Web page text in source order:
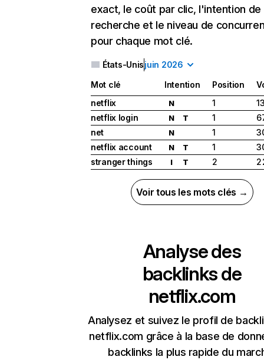
exact, le coût par clic, l'intention de
recherche et le niveau de
pour chaque mot clé.
États-Unisjuin 2026
Mot clé Intention Position
netflix
N 1
netflix login
N T 1
net
N 1
netflix account
N T 1
stranger things
I T 2 2
Voir tous les mots clés →
Analyse des
backlinks de
netflix.com
Analysez et suivez le profil de
netflix.com grâce à la base de
backlinks la plus rapide du